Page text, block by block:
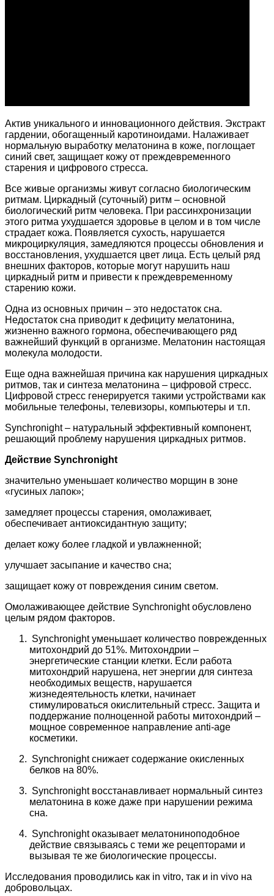
Актив уникального и инновационного действия. Экстракт
гардении, обогащенный каротиноидами. Налаживает
нормальную выработку мелатонина в коже, поглощает
синий свет, защищает кожу от преждевременного
старения и цифрового стресса.
Все живые организмы живут согласно биологическим
ритмам. Циркадный (суточный) ритм – основной
биологический ритм человека. При рассинхронизации
этого ритма ухудшается здоровье в целом и в том числе
страдает кожа. Появляется сухость, нарушается
микроциркуляция, замедляются процессы обновления и
восстановления, ухудшается цвет лица. Есть целый ряд
внешних факторов, которые могут нарушить наш
циркадный ритм и привести к преждевременному
старению кожи.
Одна из основных причин – это недостаток сна.
Недостаток сна приводит к дефициту мелатонина,
жизненно важного гормона, обеспечивающего ряд
важнейший функций в организме. Мелатонин настоящая
молекула молодости.
Еще одна важнейшая причина как нарушения циркадных
ритмов, так и синтеза мелатонина – цифровой стресс.
Цифровой стресс генерируется такими устройствами как
мобильные телефоны, телевизоры, компьютеры и т.п.
Synchronight – натуральный эффективный компонент,
решающий проблему нарушения циркадных ритмов.
Действие Synchronight
значительно уменьшает количество морщин в зоне
«гусиных лапок»;
замедляет процессы старения, омолаживает,
обеспечивает антиоксидантную защиту;
делает кожу более гладкой и увлажненной;
улучшает засыпание и качество сна;
защищает кожу от повреждения синим светом.
Омолаживающее действие Synchronight обусловлено
целым рядом факторов.
Synchronight уменьшает количество поврежденных
митохондрий до 51%. Митохондрии –
энергетические станции клетки. Если работа
митохондрий нарушена, нет энергии для синтеза
необходимых веществ, нарушается
жизнедеятельность клетки, начинает
стимулироваться окислительный стресс. Защита и
поддержание полноценной работы митохондрий –
мощное современное направление anti-age
косметики.
Synchronight снижает содержание окисленных
белков на 80%.
Synchronight восстанавливает нормальный синтез
мелатонина в коже даже при нарушении режима
сна.
Synchronight оказывает мелатониноподобное
действие связываясь с теми же рецепторами и
вызывая те же биологические процессы.
Исследования проводились как in vitro, так и in vivo на
добровольцах.